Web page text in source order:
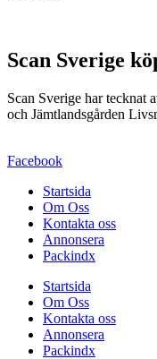
Scan Sverige
Scan Sverige har tecknat
och Jämtlandsgården
Facebook
Startsida
Om Oss
Kontakta oss
Annonsera
Packindx
Startsida
Om Oss
Kontakta oss
Annonsera
Packindx